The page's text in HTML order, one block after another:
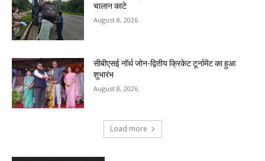
चालान काटे
August 8, 2026
सीबीएसई नॉर्थ जोन-द्वितीय क्रिकेट टूर्नामेंट का हुआ
शुभारंभ
August 8, 2026
Load more